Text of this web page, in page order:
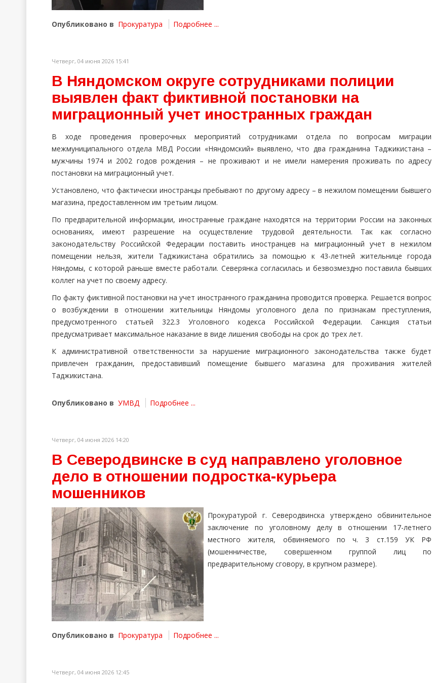
Опубликовано в Прокуратура Подробнее ...
Четверг, 04 июня 2026 15:41
В Няндомском округе сотрудниками полиции
выявлен факт фиктивной постановки на
миграционный учет иностранных граждан
В ходе проведения проверочных мероприятий сотрудниками отдела по вопросам миграции
межмуниципального отдела МВД России «Няндомский» выявлено, что два гражданина Таджикистана –
мужчины 1974 и 2002 годов рождения – не проживают и не имели намерения проживать по адресу
постановки на миграционный учет.
Установлено, что фактически иностранцы пребывают по другому адресу – в нежилом помещении бывшего
магазина, предоставленном им третьим лицом.
По предварительной информации, иностранные граждане находятся на территории России на законных
основаниях, имеют разрешение на осуществление трудовой деятельности. Так как согласно
законодательству Российской Федерации поставить иностранцев на миграционный учет в нежилом
помещении нельзя, жители Таджикистана обратились за помощью к 43-летней жительнице города
Няндомы, с которой раньше вместе работали. Северянка согласилась и безвозмездно поставила бывших
коллег на учет по своему адресу.
По факту фиктивной постановки на учет иностранного гражданина проводится проверка. Решается вопрос
о возбуждении в отношении жительницы Няндомы уголовного дела по признакам преступления,
предусмотренного статьей 322.3 Уголовного кодекса Российской Федерации. Санкция статьи
предусматривает максимальное наказание в виде лишения свободы на срок до трех лет.
К административной ответственности за нарушение миграционного законодательства также будет
привлечен гражданин, предоставивший помещение бывшего магазина для проживания жителей
Таджикистана.
Опубликовано в УМВД Подробнее ...
Четверг, 04 июня 2026 14:20
В Северодвинске в суд направлено уголовное
дело в отношении подростка-курьера
мошенников
Прокуратурой г. Северодвинска утверждено обвинительное
заключение по уголовному делу в отношении 17-летнего
местного жителя, обвиняемого по ч. 3 ст.159 УК РФ
(мошенничестве, совершенном группой лиц по
предварительному сговору, в крупном размере).
Опубликовано в Прокуратура Подробнее ...
Четверг, 04 июня 2026 12:45